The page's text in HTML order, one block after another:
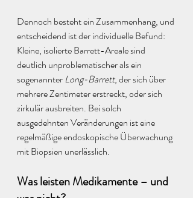
Dennoch besteht ein Zusammenhang, und
entscheidend ist der individuelle Befund:
Kleine, isolierte Barrett-Areale sind
deutlich unproblematischer als ein
sogenannter Long-Barrett, der sich über
mehrere Zentimeter erstreckt, oder sich
zirkulär ausbreiten. Bei solch
ausgedehnten Veränderungen ist eine
regelmäßige endoskopische Überwachung
mit Biopsien unerlässlich.
Was leisten Medikamente – und